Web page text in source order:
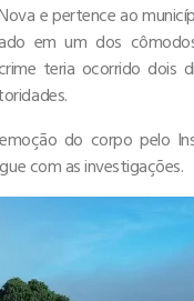
e pertence ao
em um dos
teria ocorrido dois
do corpo pelo
com as investigações.